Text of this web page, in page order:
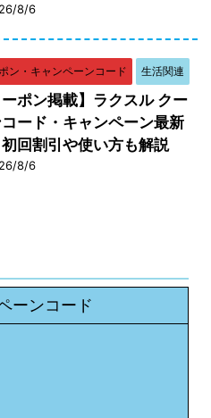
8/6
ン・キャンペーンコード 生活関連
ーポン掲載】ラクスル クー
ード・キャンペーン最新
回割引や使い方も解説
8/6
ーンコード